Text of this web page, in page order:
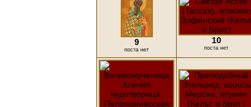
9
поста нет
10
поста нет